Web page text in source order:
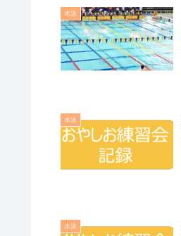
水泳
水泳
水泳